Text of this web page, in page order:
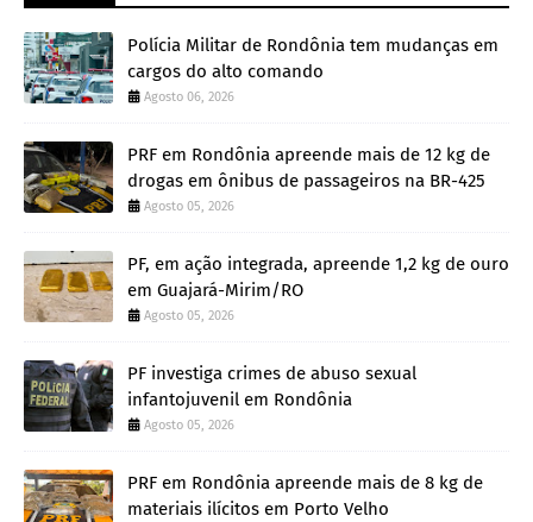
Polícia Militar de Rondônia tem mudanças em
cargos do alto comando
Agosto 06, 2026
PRF em Rondônia apreende mais de 12 kg de
drogas em ônibus de passageiros na BR-425
Agosto 05, 2026
PF, em ação integrada, apreende 1,2 kg de ouro
em Guajará-Mirim/RO
Agosto 05, 2026
PF investiga crimes de abuso sexual
infantojuvenil em Rondônia
Agosto 05, 2026
PRF em Rondônia apreende mais de 8 kg de
materiais ilícitos em Porto Velho